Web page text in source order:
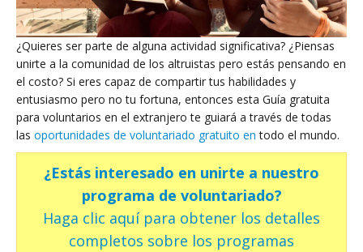
¿Quieres ser parte de alguna actividad significativa? ¿Piensas
unirte a la comunidad de los altruistas pero estás pensando en
el costo? Si eres capaz de compartir tus habilidades y
entusiasmo pero no tu fortuna, entonces esta Guía gratuita
para voluntarios en el extranjero te guiará a través de todas
las oportunidades de voluntariado gratuito en todo el mundo.
¿Estás interesado en unirte a nuestro
programa de voluntariado?
Haga clic aquí para obtener los detalles
completos sobre los programas